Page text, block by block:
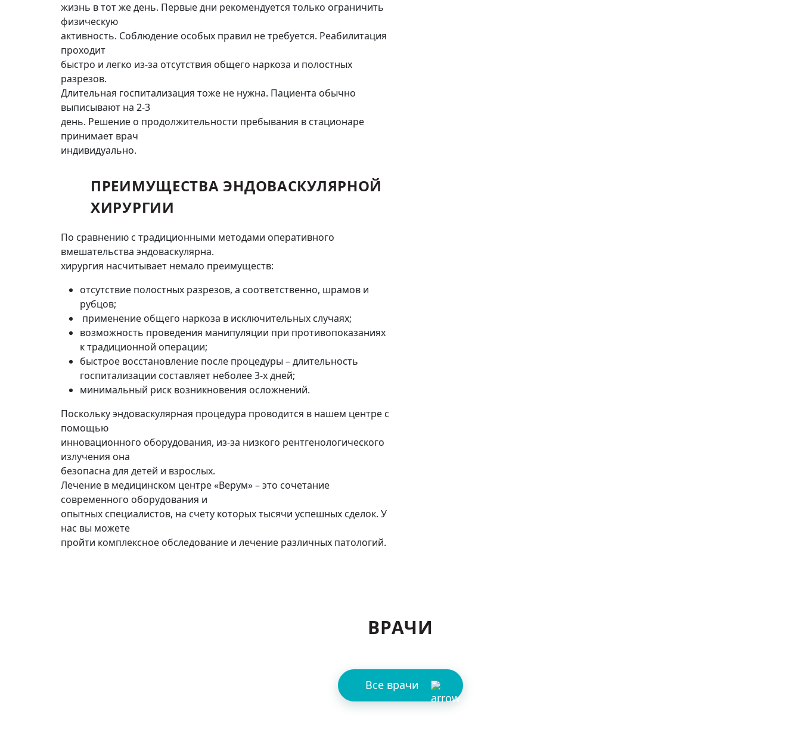
жизнь в тот же день. Первые дни рекомендуется только ограничить
физическую
активность. Соблюдение особых правил не требуется. Реабилитация
проходит
быстро и легко из-за отсутствия общего наркоза и полостных
разрезов.
Длительная госпитализация тоже не нужна. Пациента обычно
выписывают на 2-3
день. Решение о продолжительности пребывания в стационаре
принимает врач
индивидуально.
ПРЕИМУЩЕСТВА ЭНДОВАСКУЛЯРНОЙ
ХИРУРГИИ
По сравнению с традиционными методами оперативного
вмешательства эндоваскулярна.
хирургия насчитывает немало преимуществ:
отсутствие полостных разрезов, а соответственно, шрамов и
рубцов;
применение общего наркоза в исключительных случаях;
возможность проведения манипуляции при противопоказаниях
к традиционной операции;
быстрое восстановление после процедуры – длительность
госпитализации составляет неболее 3-х дней;
минимальный риск возникновения осложнений.
Поскольку эндоваскулярная процедура проводится в нашем центре с
помощью
инновационного оборудования, из-за низкого рентгенологического
излучения она
безопасна для детей и взрослых.
Лечение в медицинском центре «Верум» – это сочетание
современного оборудования и
опытных специалистов, на счету которых тысячи успешных сделок. У
нас вы можете
пройти комплексное обследование и лечение различных патологий.
ВРАЧИ
Все врачи